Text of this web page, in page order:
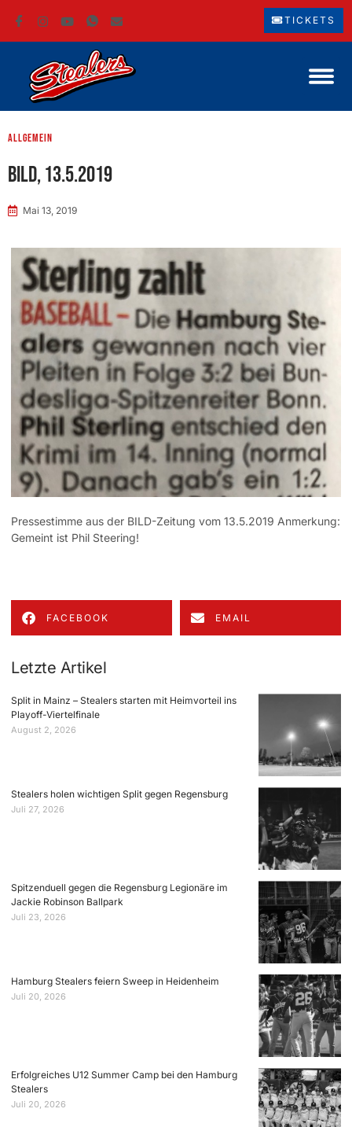
TICKETS
Allgemein
BILD, 13.5.2019
Mai 13, 2019
Pressestimme aus der BILD-Zeitung vom 13.5.2019 Anmerkung:
Gemeint ist Phil Steering!
FACEBOOK EMAIL
Letzte Artikel
Split in Mainz – Stealers starten mit Heimvorteil ins
Playoff-Viertelfinale
August 2, 2026
Stealers holen wichtigen Split gegen Regensburg
Juli 27, 2026
Spitzenduell gegen die Regensburg Legionäre im
Jackie Robinson Ballpark
Juli 23, 2026
Hamburg Stealers feiern Sweep in Heidenheim
Juli 20, 2026
Erfolgreiches U12 Summer Camp bei den Hamburg
Stealers
Juli 20, 2026